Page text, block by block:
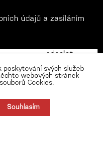
údajů a zasíláním
poskytování svých služeb
webových stránek
Cookies.
Souhlasím